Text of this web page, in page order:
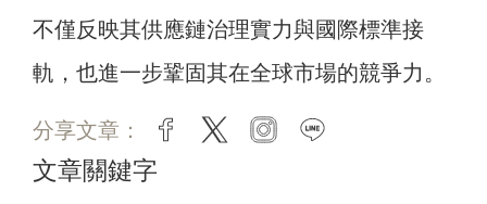
不僅反映其供應鏈治理實力與國際標準接
軌，也進一步鞏固其在全球市場的競爭力。
分享文章： facebook
twitter instagram
文章關鍵字